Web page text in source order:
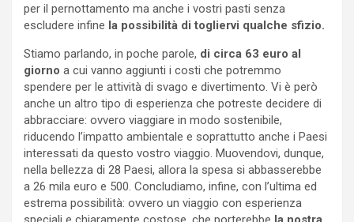
per il pernottamento ma anche i vostri pasti senza
escludere infine la possibilità di togliervi qualche sfizio.
Stiamo parlando, in poche parole, di circa 63 euro al
giorno a cui vanno aggiunti i costi che potremmo
spendere per le attività di svago e divertimento. Vi è però
anche un altro tipo di esperienza che potreste decidere di
abbracciare: ovvero viaggiare in modo sostenibile,
riducendo l’impatto ambientale e soprattutto anche i Paesi
interessati da questo vostro viaggio. Muovendovi, dunque,
nella bellezza di 28 Paesi, allora la spesa si abbasserebbe
a 26 mila euro e 500. Concludiamo, infine, con l’ultima ed
estrema possibilità: ovvero un viaggio con esperienza